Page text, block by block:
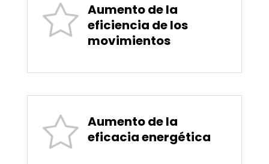
Aumento de la
eficiencia de los
movimientos
Aumento de la
eficacia energética